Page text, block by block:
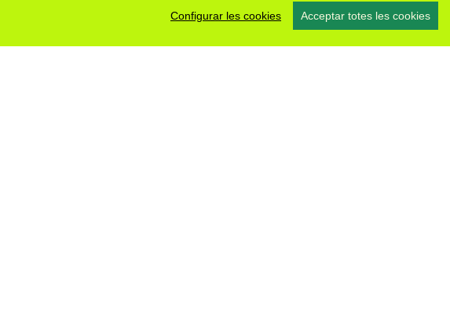
Configurar les cookies Acceptar totes les cookies